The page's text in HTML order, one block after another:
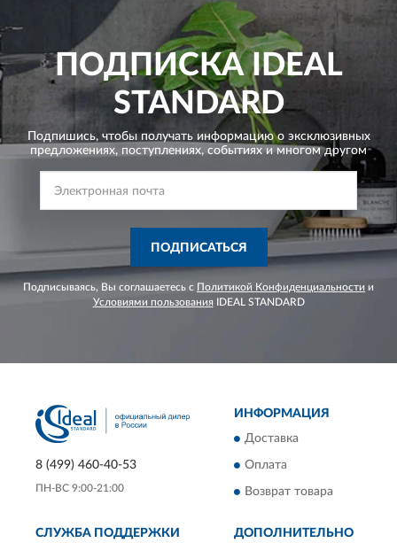
ПОДПИСКАIDEAL
STANDARD
Подпишись, чтобы получать информацию о эксклюзивных
предложениях, поступлениях, событиях и многом другом
ПОДПИСАТЬСЯ
Подписываясь, Вы соглашаетесь с Политикой Конфиденциальности и
Условиями пользования IDEAL STANDARD
8 (499) 460-40-53
ПН-ВС 9:00-21:00
ИНФОРМАЦИЯ
Доставка
Оплата
Возврат товара
СЛУЖБА ПОДДЕРЖКИ ДОПОЛНИТЕЛЬНО